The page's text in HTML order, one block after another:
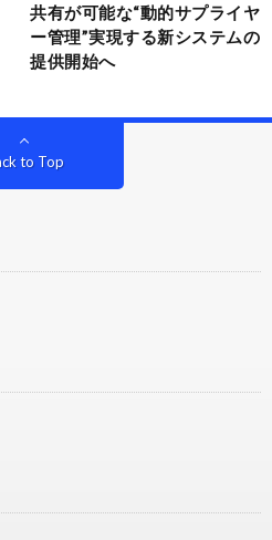
共有が可能な“動的サプライヤ
ー管理”実現する新システムの
提供開始へ
to Top